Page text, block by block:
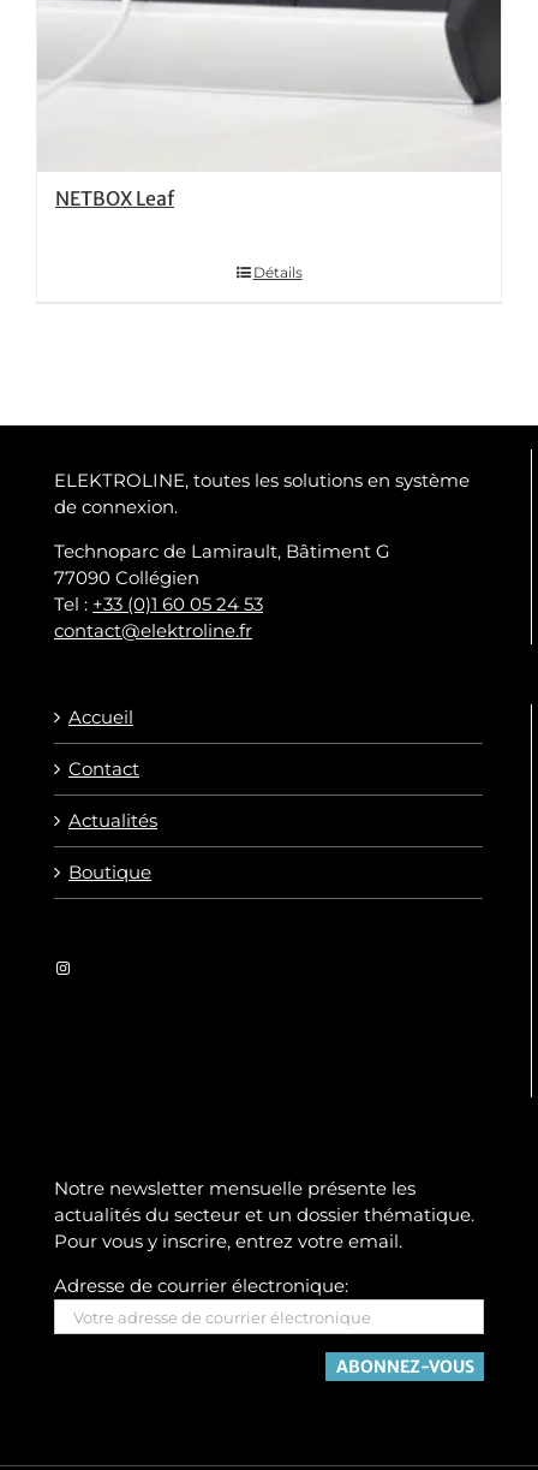
NETBOX Leaf
Détails
ELEKTROLINE, toutes les solutions en système
de connexion.
Technoparc de Lamirault, Bâtiment G
77090 Collégien
Tel : +33 (0)1 60 05 24 53
contact@elektroline.fr
Accueil
Contact
Actualités
Boutique
Notre newsletter mensuelle présente les
actualités du secteur et un dossier thématique.
Pour vous y inscrire, entrez votre email.
Adresse de courrier électronique: